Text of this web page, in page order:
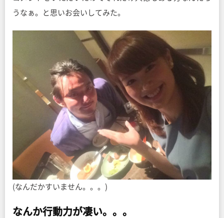
うなぁ。と思いお会いしてみた。
(なんだかすいません。。。)
なんか行動力が凄い。。。